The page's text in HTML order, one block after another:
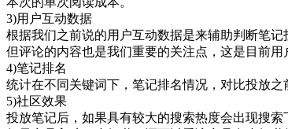
3)用户互动数据
根据我们之前说的用户互动数据是来辅助判断笔
但评论的内容也是我们重要的关注点，这是目前用
4)笔记排名
统计在不同关键词下，笔记排名情况，对比投
5)社区效果
投放笔记后，如果具有较大的搜索热度会出现搜